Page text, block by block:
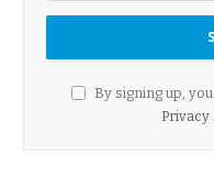
By signing up,
Privacy